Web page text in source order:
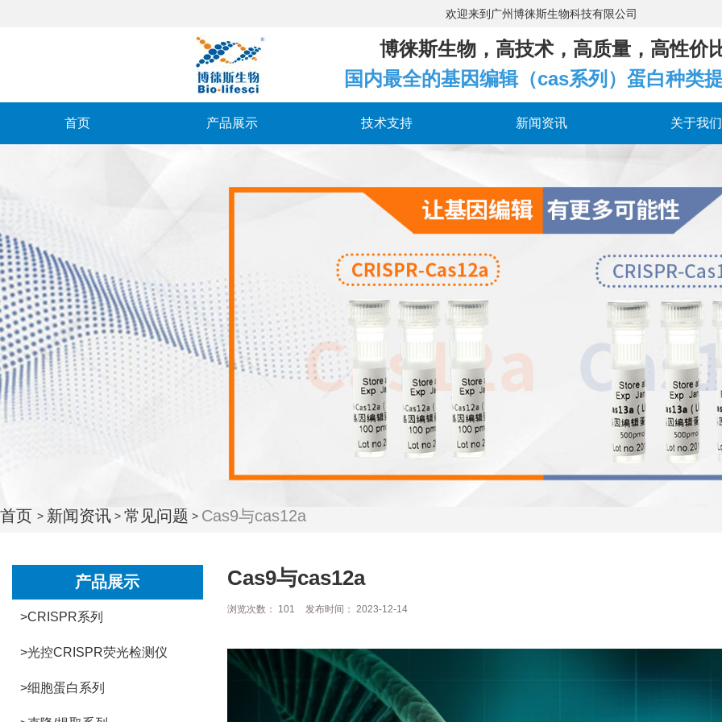
欢迎来到广州博徕斯生物
博徕斯生物，高技术，高质量，高性价
国内最全的基因编辑（cas系列）蛋白种类
首页 产品展示 技术支持 新闻资讯 关于我们
首页 > 新闻资讯 > 常见问题 > Cas9与cas12a
产品展示
>CRISPR系列
>光控CRISPR荧光检测仪
>细胞蛋白系列
Cas9与cas12a
浏览次数： 101 发布时间： 2023-12-14